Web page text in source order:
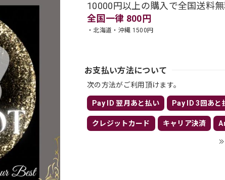
10000円以上の購入で全国送料
全国一律 800円
・北海道・沖縄 1500円
お支払い方法について
次の方法がご利用頂けます。
Pay ID 翌月あと払い Pay ID 3回あと
クレジットカード キャリア決済